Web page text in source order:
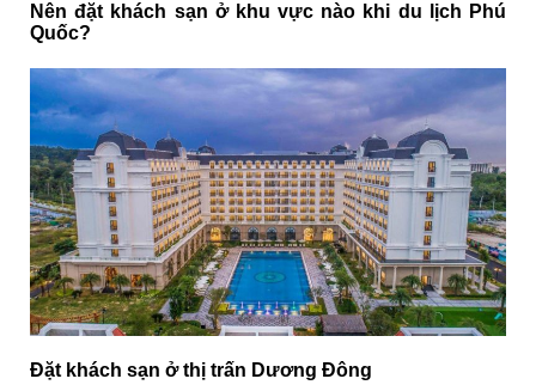
Nên đặt khách sạn ở khu vực nào khi du lịch Phú
Quốc?
Đặt khách sạn ở thị trấn Dương Đông